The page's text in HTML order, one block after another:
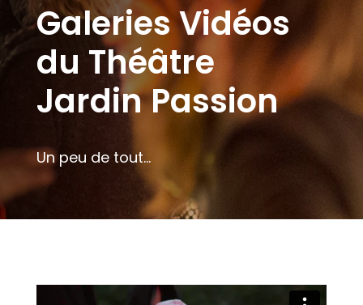
Galeries Vidéos
du Théâtre
Jardin Passion
Un peu de tout...